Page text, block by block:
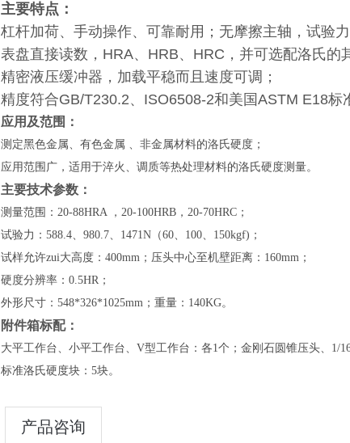
主要特点：
杠杆加荷、手动操作、可靠耐用；无摩擦主轴，试验力
表盘直接读数，HRA、HRB、HRC，并可选配洛氏的
精密液压缓冲器，加载平稳而且速度可调；
精度符合GB/T230.2、ISO6508-2和美国ASTM E18标
应用及范围：
测定黑色金属、有色金属 、非金属材料的洛氏硬度；
应用范围广，适用于淬火、调质等热处理材料的洛氏硬度测量。
主要技术参数：
测量范围：20-88HRA ，20-100HRB，20-70HRC；
试验力：588.4、980.7、1471N（60、100、150kgf)；
试样允许zui大高度：400mm；压头中心至机壁距离：160mm；
硬度分辨率：0.5HR；
外形尺寸：548*326*1025mm；重量：140KG。
附件箱标配：
大平工作台、小平工作台、V型工作台：各1个；金刚石圆锥压头、1/
标准洛氏硬度块：5块。
产品咨询